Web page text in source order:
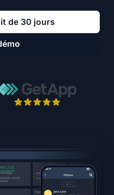
de 30 jours